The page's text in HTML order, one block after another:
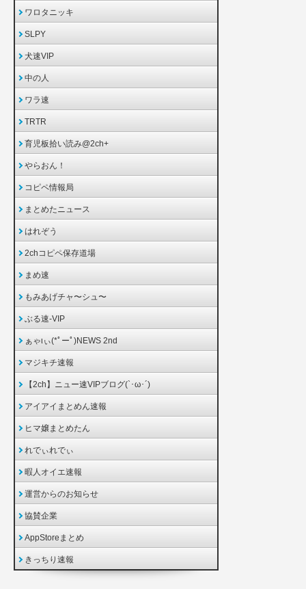
ワロタニッキ
SLPY
犬速VIP
中の人
ワラ速
TRTR
育児板拾い読み@2ch+
やらおん！
コピペ情報局
まとめたニュース
はれぞう
2chコピペ保存道場
まめ速
もみあげチャ〜シュ〜
ぶる速-VIP
ぁゃιぃ(*ﾟーﾟ)NEWS 2nd
マジキチ速報
【2ch】ニュー速VIPブログ(`･ω･´)
アイアイまとめん速報
ヒマ嬢まとめたん
れでぃれでぃ
暇人オイエ速報
運営からのお知らせ
協賛企業
AppStoreまとめ
きっちり速報